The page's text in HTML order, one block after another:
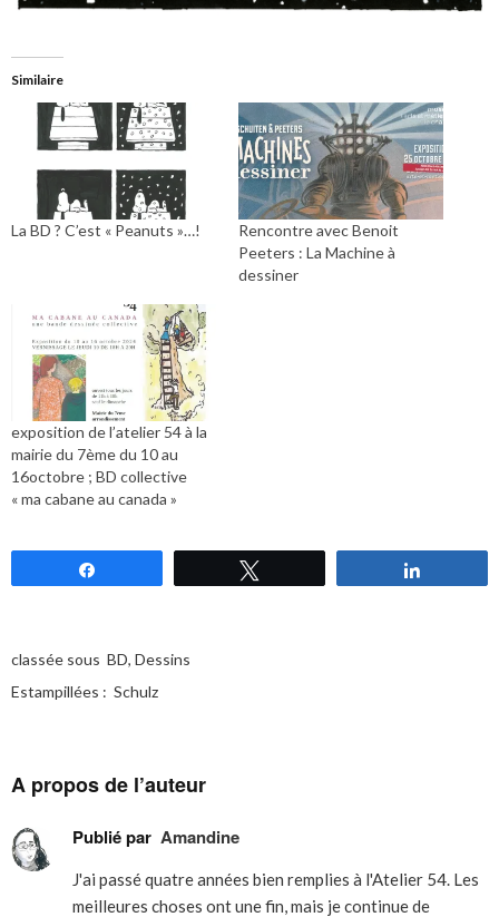
Similaire
La BD ? C’est « Peanuts »…!
Rencontre avec Benoit
Peeters : La Machine à
dessiner
exposition de l’atelier 54 à la
mairie du 7ème du 10 au
16octobre ; BD collective
« ma cabane au canada »
classée sous BD, Dessins
Estampillées : Schulz
A propos de l’auteur
Publié par Amandine
J'ai passé quatre années bien remplies à l'Atelier 54. Les
meilleures choses ont une fin, mais je continue de